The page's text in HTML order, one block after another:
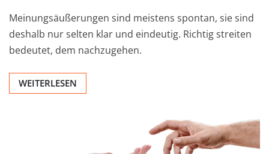
Meinungsäußerungen sind meistens spontan, sie sind
deshalb nur selten klar und eindeutig. Richtig streiten
bedeutet, dem nachzugehen.
WEITERLESEN